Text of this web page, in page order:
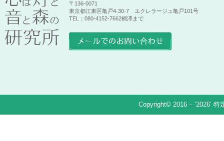
〒136-0071
東京都江東区亀戸4-30-7 エクレラージュ亀戸101号
TEL：080-4152-7662柄澤まで
Copyright© 2016 – ‘2026’